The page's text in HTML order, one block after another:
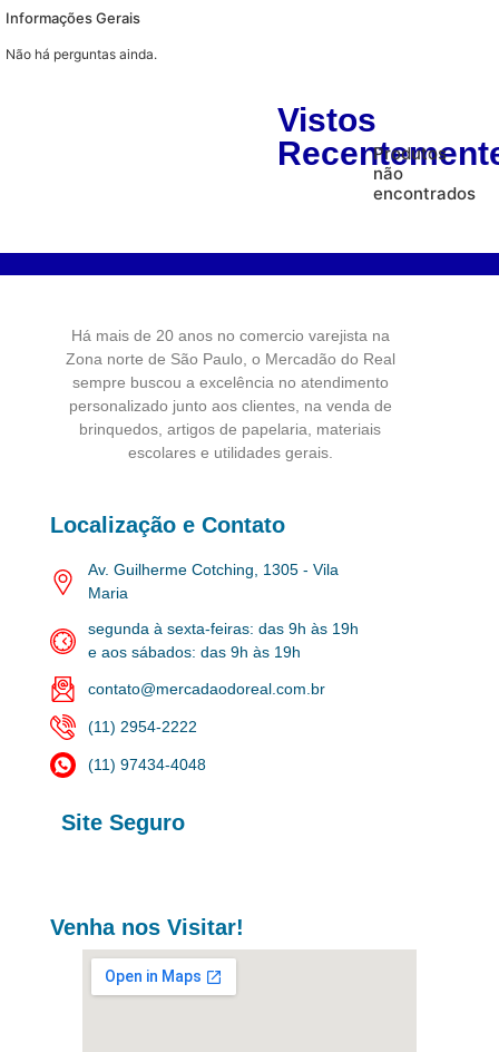
Informações Gerais
Não há perguntas ainda.
Vistos
Produtos
não
encontrados
Há mais de 20 anos no comercio varejista na
Zona norte de São Paulo, o Mercadão do Real
sempre buscou a excelência no atendimento
personalizado junto aos clientes, na venda de
brinquedos, artigos de papelaria, materiais
escolares e utilidades gerais.
Localização e Contato
Av. Guilherme Cotching, 1305 - Vila
Maria
segunda à sexta-feiras: das 9h às 19h
e aos sábados: das 9h às 19h
contato@mercadaodoreal.com.br
(11) 2954-2222
(11) 97434-4048
Site Seguro
Venha nos Visitar!